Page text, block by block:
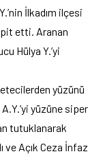
İlkadım ilçesi
etti. Aranan
Hülya Y.’yi
yüzünü
yüzüne siper
tutuklanarak
ve Açık Ceza İnfaz